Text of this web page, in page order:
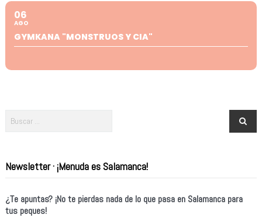
06
AGO
GYMKANA "MONSTRUOS Y CIA"
Newsletter · ¡Menuda es Salamanca!
¿Te apuntas? ¡No te pierdas nada de lo que pasa en Salamanca para
tus peques!